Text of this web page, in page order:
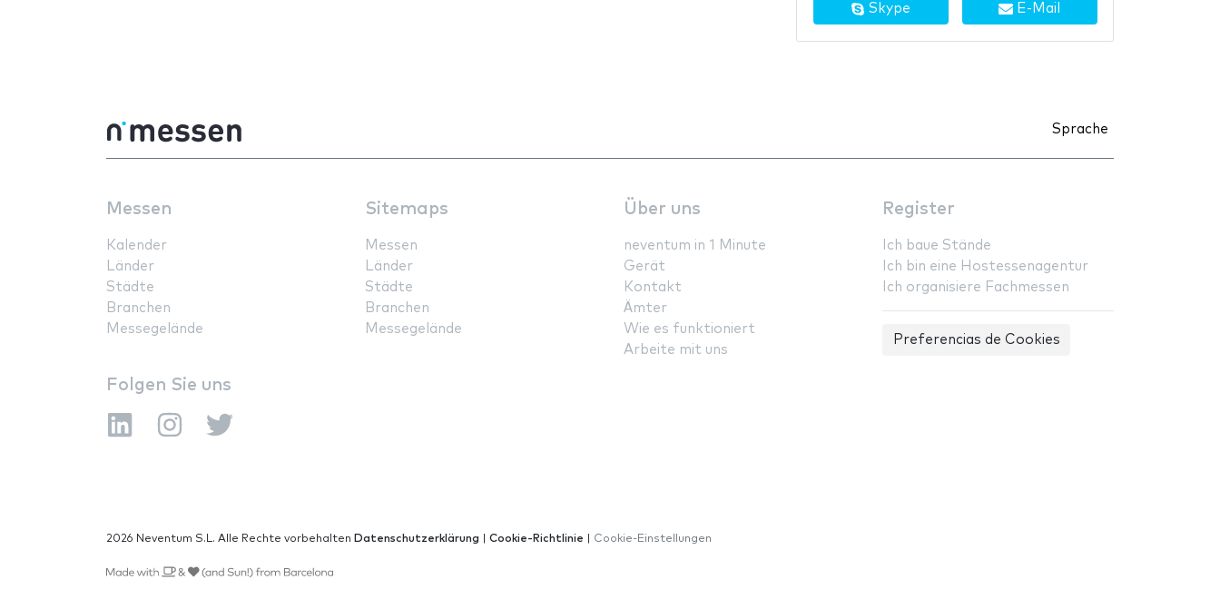
Skype E-Mail
Sprache
Messen
Kalender
Länder
Städte
Branchen
Messegelände
Sitemaps
Messen
Länder
Städte
Branchen
Messegelände
Über uns
neventum in 1 Minute
Gerät
Kontakt
Ämter
Wie es funktioniert
Arbeite mit uns
Register
Ich baue Stände
Ich bin eine Hostessenagentur
Ich organisiere Fachmessen
Preferencias de Cookies
Folgen Sie uns
2026 Neventum S.L. Alle Rechte vorbehalten Datenschutzerklärung Cookie-Richtlinie Cookie-Einstellungen